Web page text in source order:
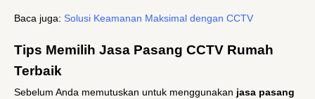
Baca juga: Solusi Keamanan Maksimal dengan CCTV
Tips Memilih Jasa Pasang CCTV Rumah
Terbaik
Sebelum Anda memutuskan untuk menggunakan jasa pasang